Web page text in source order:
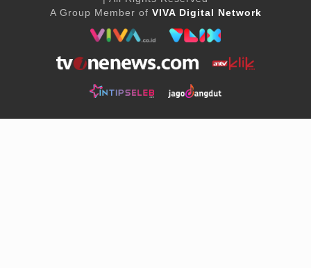
A Group Member of VIVA Digital Network